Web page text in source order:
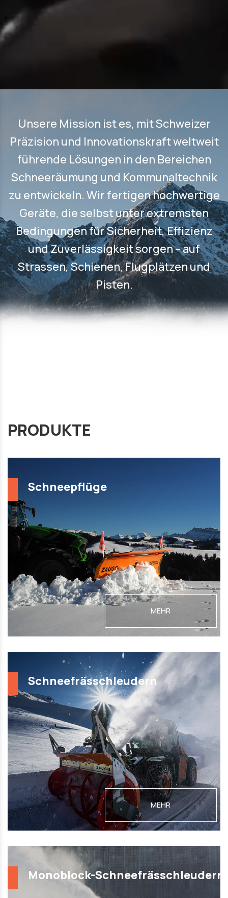
Unsere Mission ist es, mit Schweizer
Präzision und Innovationskraft weltweit
führende Lösungen in den Bereichen
Schneeräumung und Kommunaltechnik
zu entwickeln. Wir fertigen hochwertige
Geräte, die selbst unter extremsten
Bedingungen für Sicherheit, Effizienz
und Zuverlässigkeit sorgen – auf
Strassen, Schienen, Flugplätzen und
Pisten.
PRODUKTE
Schneepflüge
MEHR
Schneefrässchleudern
MEHR
Monoblock-Schneefrässchleudern